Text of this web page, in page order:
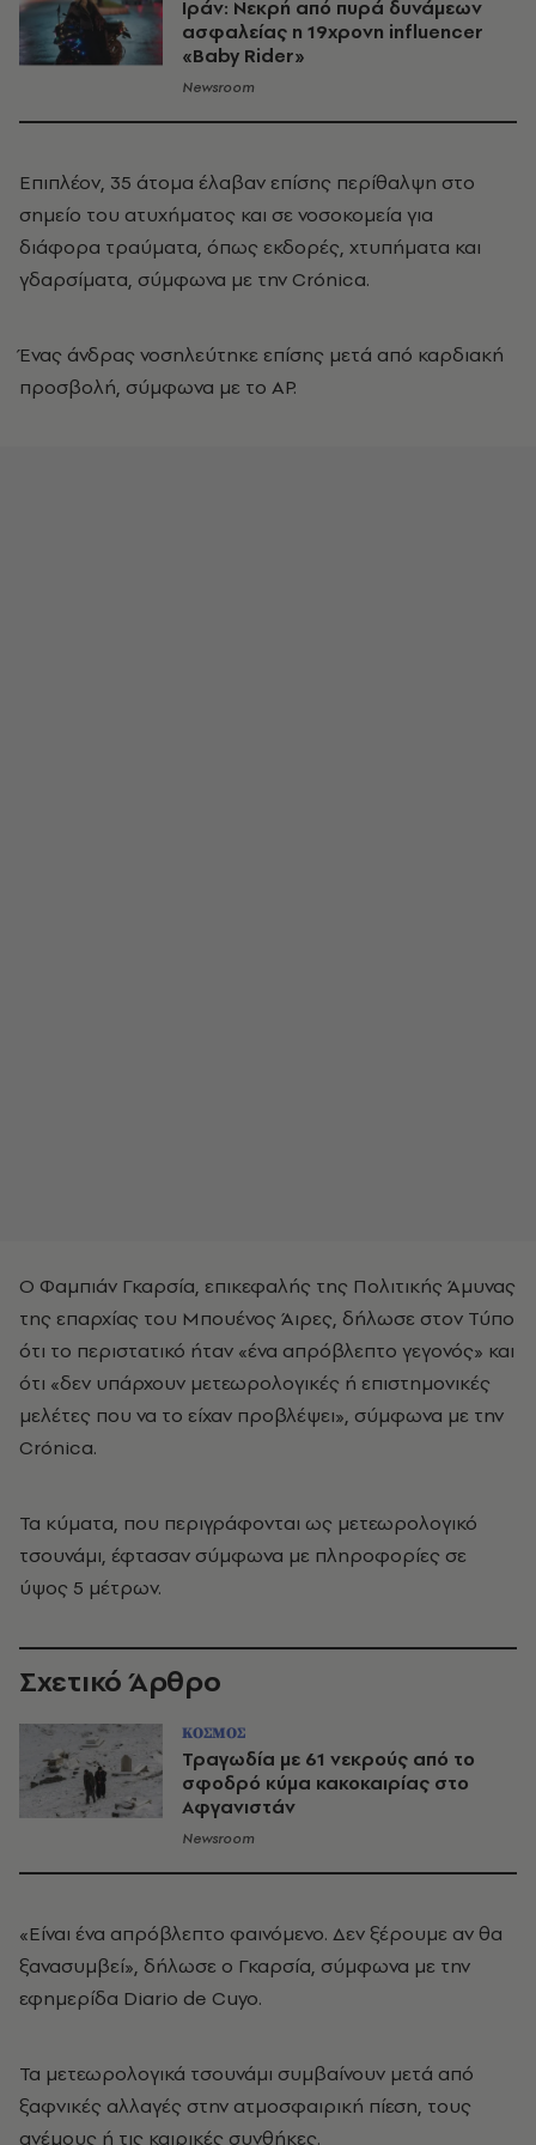
Ιράν: Νεκρή από πυρά δυνάμεων
ασφαλείας η 19χρονη influencer
«Baby Rider»
Newsroom
Επιπλέον, 35 άτομα έλαβαν επίσης περίθαλψη στο
σημείο του ατυχήματος και σε νοσοκομεία για
διάφορα τραύματα, όπως εκδορές, χτυπήματα και
γδαρσίματα, σύμφωνα με την Crónica.
Ένας άνδρας νοσηλεύτηκε επίσης μετά από καρδιακή
προσβολή, σύμφωνα με το AP.
Ο Φαμπιάν Γκαρσία, επικεφαλής της Πολιτικής Άμυνας
της επαρχίας του Μπουένος Άιρες, δήλωσε στον Τύπο
ότι το περιστατικό ήταν «ένα απρόβλεπτο γεγονός» και
ότι «δεν υπάρχουν μετεωρολογικές ή επιστημονικές
μελέτες που να το είχαν προβλέψει», σύμφωνα με την
Crónica.
Τα κύματα, που περιγράφονται ως μετεωρολογικό
τσουνάμι, έφτασαν σύμφωνα με πληροφορίες σε
ύψος 5 μέτρων.
Σχετικό Άρθρο
ΚΟΣΜΟΣ
Τραγωδία με 61 νεκρούς από το
σφοδρό κύμα κακοκαιρίας στο
Αφγανιστάν
Newsroom
«Είναι ένα απρόβλεπτο φαινόμενο. Δεν ξέρουμε αν θα
ξανασυμβεί», δήλωσε ο Γκαρσία, σύμφωνα με την
εφημερίδα Diario de Cuyo.
Τα μετεωρολογικά τσουνάμι συμβαίνουν μετά από
ξαφνικές αλλαγές στην ατμοσφαιρική πίεση, τους
ανέμους ή τις καιρικές συνθήκες.